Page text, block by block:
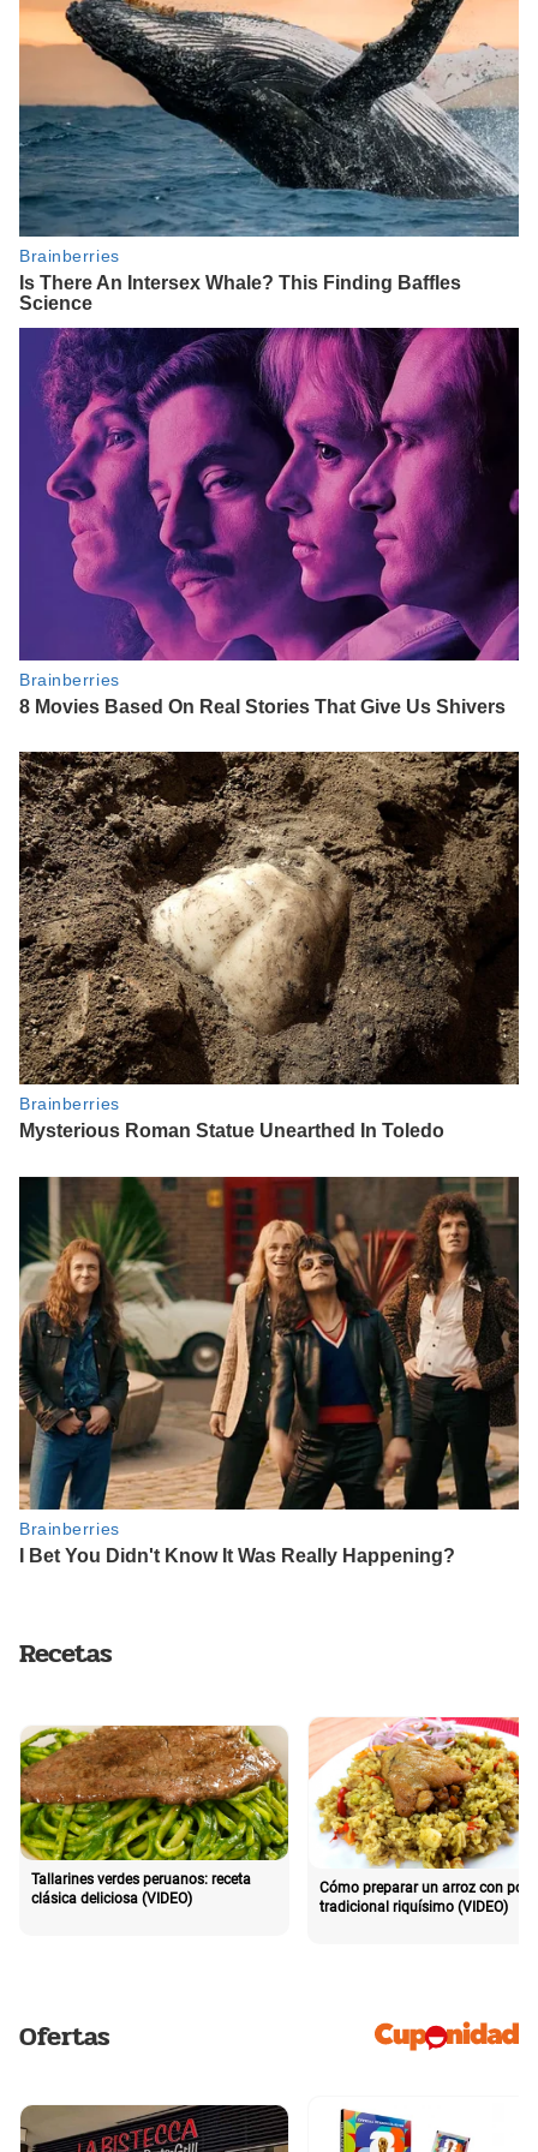
Recetas
Tallarines verdes peruanos: receta
clásica deliciosa (VIDEO)
Cómo preparar un arroz con pollo
tradicional riquísimo (VIDEO)
Ofertas